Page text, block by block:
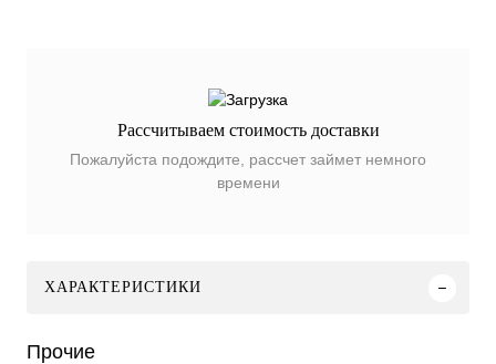
Рассчитываем стоимость доставки
Пожалуйста подождите, рассчет займет немного
времени
ХАРАКТЕРИСТИКИ
Прочие